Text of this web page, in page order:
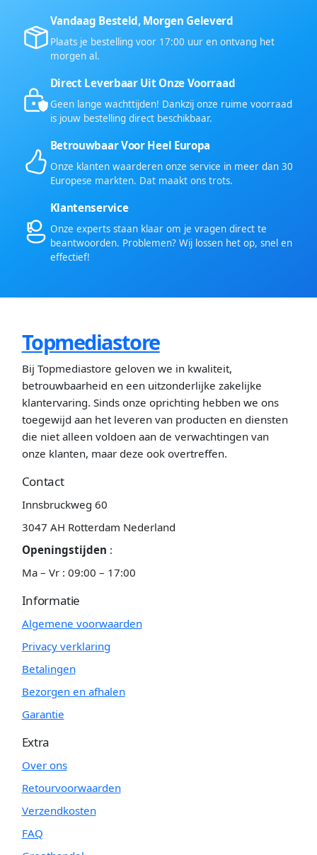
Vandaag Besteld, Morgen Geleverd
Plaats je bestelling voor 17:00 uur en ontvang het
morgen al.
Direct Leverbaar Uit Onze Voorraad
Geen lange wachttijden! Dankzij onze ruime voorraad
is jouw bestelling direct beschikbaar.
Betrouwbaar Voor Heel Europa
Onze klanten waarderen onze service in meer dan 30
Europese markten. Dat maakt ons trots.
Klantenservice
Onze experts staan klaar om je vragen direct te
beantwoorden. Problemen? Wij lossen het op, snel en
effectief!
Topmediastore
Bij Topmediastore geloven we in kwaliteit,
betrouwbaarheid en een uitzonderlijke zakelijke
klantervaring. Sinds onze oprichting hebben we ons
toegewijd aan het leveren van producten en diensten
die niet alleen voldoen aan de verwachtingen van
onze klanten, maar deze ook overtreffen.
Contact
Innsbruckweg 60
3047 AH Rotterdam Nederland
Openingstijden :
Ma – Vr : 09:00 – 17:00
Informatie
Algemene voorwaarden
Privacy verklaring
Betalingen
Bezorgen en afhalen
Garantie
Extra
Over ons
Retourvoorwaarden
Verzendkosten
FAQ